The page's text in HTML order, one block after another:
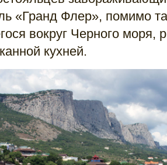
«Гранд Флер», помимо
вокруг Черного моря,
кухней.